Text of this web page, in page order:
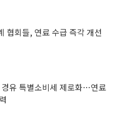
협회들, 연료 수급 즉각 개선
유 특별소비세 제로화…연료